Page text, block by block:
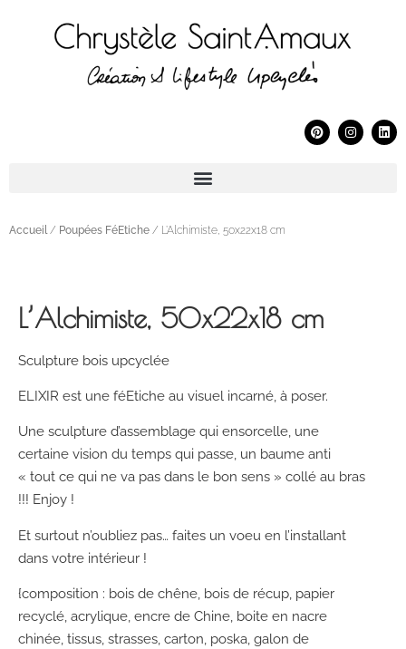
Accueil / Poupées FéEtiche / L’Alchimiste, 50x22x18 cm
L’Alchimiste, 50x22x18 cm
Sculpture bois upcyclée
ELIXIR est une féEtiche au visuel incarné, à poser.
Une sculpture d’assemblage qui ensorcelle, une
certaine vision du temps qui passe, un baume anti
« tout ce qui ne va pas dans le bon sens » collé au bras
!!! Enjoy !
Et surtout n’oubliez pas… faites un voeu en l’installant
dans votre intérieur !
{composition : bois de chêne, bois de récup, papier
recyclé, acrylique, encre de Chine, boite en nacre
chinée, tissus, strasses, carton, poska, galon de